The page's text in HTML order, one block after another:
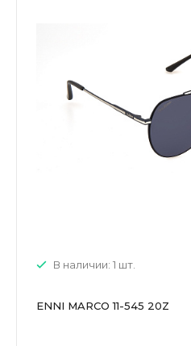
В наличии: 1 шт.
ENNI MARCO 11-545 20Z